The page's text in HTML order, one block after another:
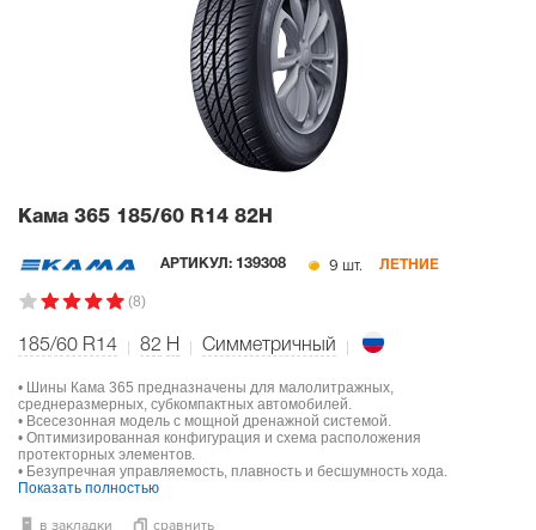
Кама 365 185/60 R14 82H
АРТИКУЛ: 139308 9 шт. ЛЕТНИЕ
(8)
185/60 R14 82 H Симметричный
• Шины Кама 365 предназначены для малолитражных,
среднеразмерных, субкомпактных автомобилей.
• Всесезонная модель с мощной дренажной системой.
• Оптимизированная конфигурация и схема расположения
протекторных элементов.
• Безупречная управляемость, плавность и бесшумность хода.
Показать полностью
в закладки сравнить